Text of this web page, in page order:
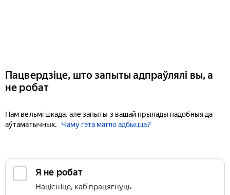
Пацвердзіце, што запыты адпраўлялі вы, а
не робат
Нам вельмі шкада, але запыты з вашай прылады падобныя да
аўтаматычных.
Чаму гэта магло адбыцца?
Я не робат
Націсніце, каб працягнуць